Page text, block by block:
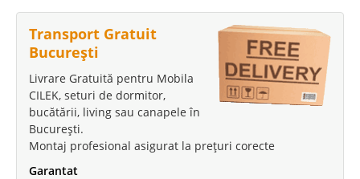
Pret Redus929 Lei
Stoc Epuizat - Indisponibil
Adauga la Favorite
Transport Gratuit
București
Livrare Gratuită pentru Mobila
CILEK, seturi de dormitor,
bucătării, living sau canapele în
București.
Montaj profesional asigurat la prețuri corecte
Garantat